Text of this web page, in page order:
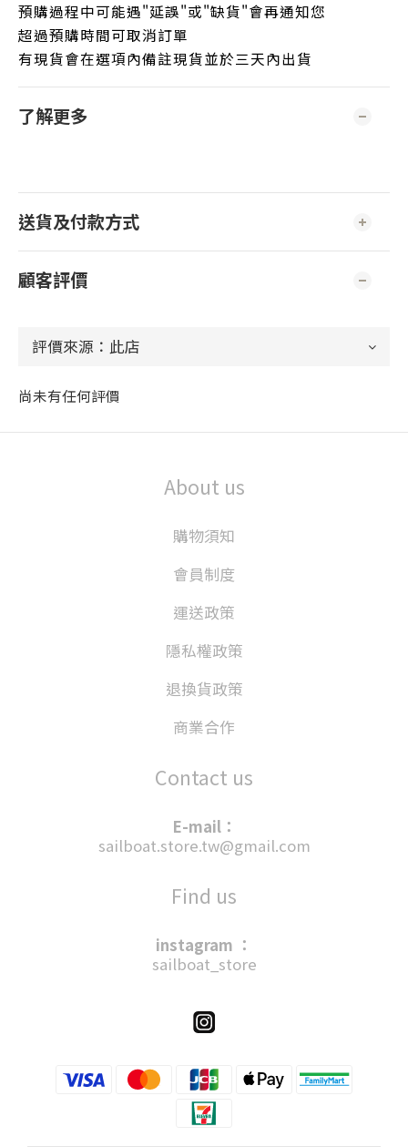
預購過程中可能遇"延誤"或"缺貨"會再通知您
超過預購時間可取消訂單
有現貨會在選項內備註現貨並於三天內出貨
了解更多
送貨及付款方式
顧客評價
尚未有任何評價
About us
購物須知
會員制度
運送政策
隱私權政策
退換貨政策
商業合作
Contact us
E-mail：
sailboat.store.tw@gmail.com
Find us
instagram ：
sailboat_store